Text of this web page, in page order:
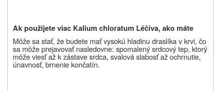
Ak použijete viac Kalium chloratum Léčiva, ako máte
Môže sa stať, že budete mať vysokú hladinu draslíka v krvi, čo
sa môže prejavovať nasledovne: spomalený srdcový tep, ktorý
môže viesť až k zástave srdca, svalová slabosť až ochrnutie,
únavnosť, brnenie končatín.